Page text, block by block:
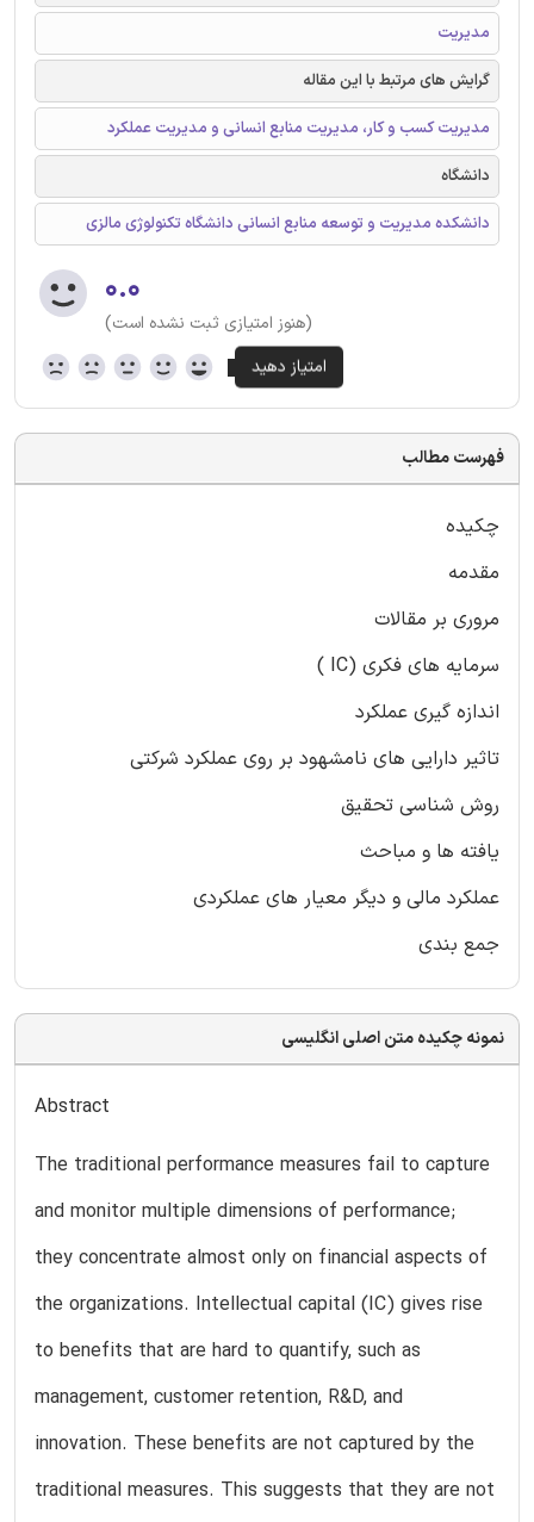
مدیریت
گرایش های مرتبط با این مقاله
مدیریت کسب و کار، مدیریت منابع انسانی و مدیریت عملکرد
دانشگاه
دانشکده مدیریت و توسعه منابع انسانی دانشگاه تکنولوژی مالزی
۰.۰
(هنوز امتیازی ثبت نشده است)
فهرست مطالب
چکیده
مقدمه
مروری بر مقالات
سرمایه های فکری (IC )
اندازه گیری عملکرد
تاثیر دارایی های نامشهود بر روی عملکرد شرکتی
روش شناسی تحقیق
یافته ها و مباحث
عملکرد مالی و دیگر معیار های عملکردی
جمع بندی
نمونه چکیده متن اصلی انگلیسی
Abstract
The traditional performance measures fail to capture
and monitor multiple dimensions of performance;
they concentrate almost only on financial aspects of
the organizations. Intellectual capital (IC) gives rise
to benefits that are hard to quantify, such as
management, customer retention, R&D, and
innovation. These benefits are not captured by the
traditional measures. This suggests that they are not